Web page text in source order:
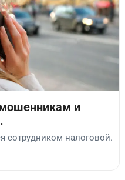
и
сотрудником налоговой.